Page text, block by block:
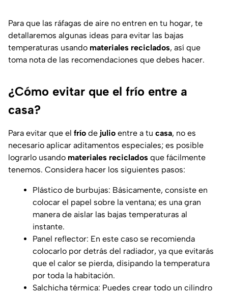
Para que las ráfagas de aire no entren en tu hogar, te
detallaremos algunas ideas para evitar las bajas
temperaturas usando materiales reciclados, así que
toma nota de las recomendaciones que debes hacer.
¿Cómo evitar que el frío entre a
casa?
Para evitar que el frío de julio entre a tu casa, no es
necesario aplicar aditamentos especiales; es posible
lograrlo usando materiales reciclados que fácilmente
tenemos. Considera hacer los siguientes pasos:
Plástico de burbujas: Básicamente, consiste en
colocar el papel sobre la ventana; es una gran
manera de aislar las bajas temperaturas al
instante.
Panel reflector: En este caso se recomienda
colocarlo por detrás del radiador, ya que evitarás
que el calor se pierda, disipando la temperatura
por toda la habitación.
Salchicha térmica: Puedes crear todo un cilindro